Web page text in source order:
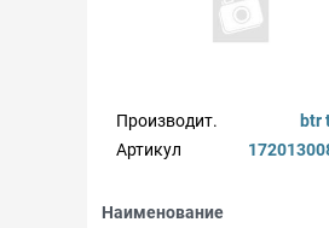
Производит.
btr
Артикул
Наименование